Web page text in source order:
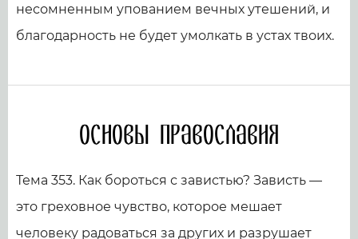
несомненным упованием вечных утешений, и
благодарность не будет умолкать в устах твоих.
Основы православия
Тема 353. Как бороться с завистью? Зависть —
это греховное чувство, которое мешает
человеку радоваться за других и разрушает